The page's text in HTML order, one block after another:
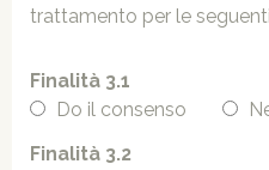
trattamento per le
Finalità 3.1
Do il consenso
Finalità 3.2